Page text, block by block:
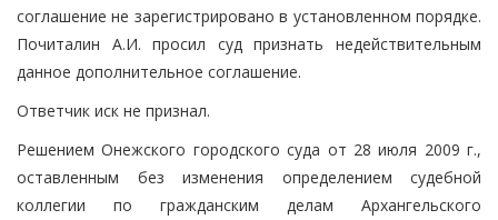
соглашение не зарегистрировано в установленном порядке.
Почиталин А.И. просил суд признать недействительным
данное дополнительное соглашение.
Ответчик иск не признал.
Решением Онежского городского суда от 28 июля 2009 г.,
оставленным без изменения определением судебной
коллегии по гражданским делам Архангельского